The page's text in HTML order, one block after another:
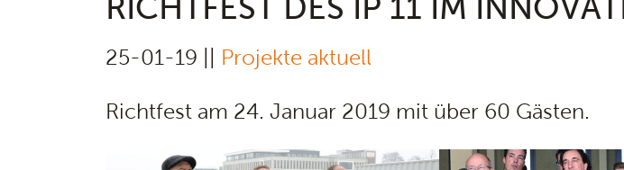
RICHTFEST DES IP 11 IM
25-01-19 || Projekte aktuell
Richtfest am 24. Januar 2019 mit über 60 Gästen.